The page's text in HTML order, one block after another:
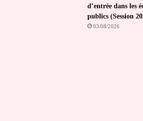
d’entrée dans les
publics (Session
03/08/2026